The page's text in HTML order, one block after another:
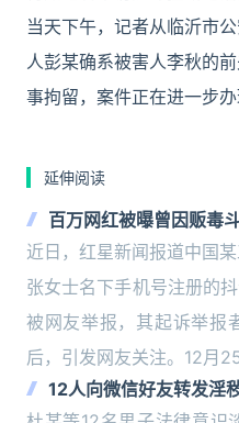
当天下午，记者从临沂市
人彭某确系被害人李秋的
事拘留，案件正在进一步办
延伸阅读
百万网红被曝曾因贩毒
近日，红星新闻报道中国
张女士名下手机号注册的
被网友举报，其起诉举报
后，引发网友关注。12月
12人向微信好友转发淫